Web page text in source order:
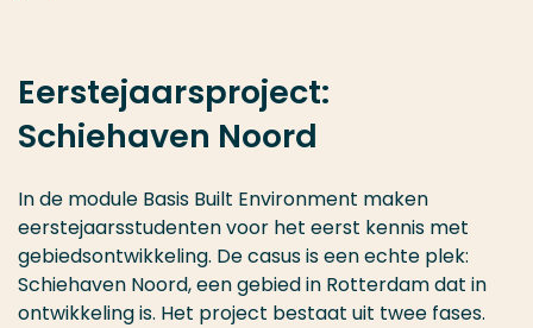
Eerstejaarsproject:
Schiehaven Noord
In de module Basis Built Environment maken
eerstejaarsstudenten voor het eerst kennis met
gebiedsontwikkeling. De casus is een echte plek:
Schiehaven Noord, een gebied in Rotterdam dat in
ontwikkeling is. Het project bestaat uit twee fases.